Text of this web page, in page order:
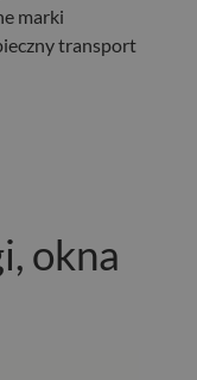
marki
transport
okna